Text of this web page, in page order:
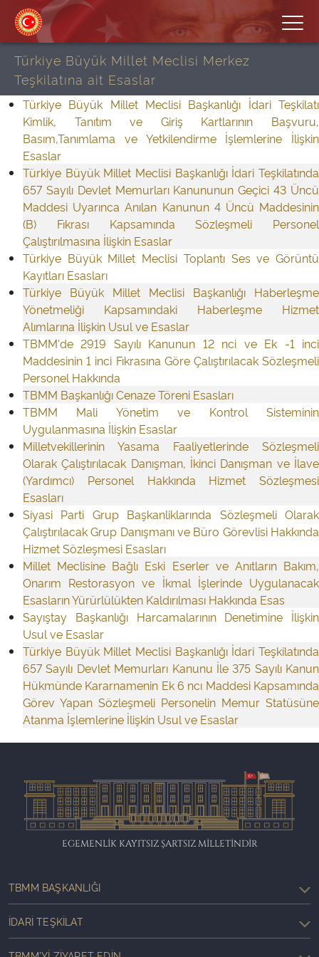
Türkiye Büyük Millet Meclisi Merkez
Teşkilatına ait Esaslar
Türkiye Büyük Millet Meclisi Başkanlığı İdari Teşkilatı
Kimlik, Tanıtım ve Giriş Kartlarının Başvuru,
Basım,Tanımlama ve Yetkilendirme İşlemlerine İlişkin
Esaslar
Türkiye Büyük Millet Meclisi Başkanlığı İdari Teşkilatında
657 Sayılı Devlet Memurları Kanununun Geçici 43 Üncü
Maddesi Uyarınca Anılan Kanunun 4 Üncü Maddesinin
(B) Fıkrası Kapsamında Sözleşmeli Personel
Çalıştırılmasına İlişkin Esaslar
Türkiye Büyük Millet Meclisi Toplantı Ses ve Görüntü
Kayıtları Esasları
Türkiye Büyük Millet Meclisi Başkanlığı Haberleşme
Yönetmeliği Kapsamındaki Haberleşme Hizmet
Alımlarına İlişkin Usul ve Esaslar
TBMM'de 2919 Sayılı Kanunun 12 nci ve Ek -1 inci
Maddesinin 1 inci Fıkrasına Göre Çalıştırılacak Sözleşmeli
Personel Hakkında
TBMM Başkanlığı Cenaze Töreni Esasları
TBMM Mali Yönetim ve Kontrol Sisteminin
Uygulanmasına İlişkin Esaslar
Milletvekillerinin Yasama Faaliyetlerinde Sözleşmeli
Olarak Çalıştırılacak Danışman, İkinci Danışman ve İlave
(Yardımcı) Personel Hakkında Hizmet Sözleşmesi
Esasları
Siyasi Parti Grup Başkanliklarında Sözleşmeli Olarak
Çalıştırılacak Grup Danışmanı ve Büro Görevlisi Hakkında
Hizmet Sözleşmesi Esasları
Millet Meclisine Bağlı Eski Eserler ve Anıtların Bakım,
Onarım Restorasyon ve İkmal İşlerinde Uygulanacak
Esasların Yürürlülükten Kaldırılması Hakkında Esas
Sayıştay Başkanlığı Harcamalarının Denetimine İlişkin
Usul ve Esaslar
Türkiye Büyük Millet Meclisi Başkanlığı İdari Teşkilatında
657 Sayılı Devlet Memurları Kanunu İle 375 Sayılı Kanun
Hükmünde Kararnamenin Ek 6 ncı Maddesi Kapsamında
Görev Yapan Sözleşmeli Personelin Memur Statüsüne
Atanma İşlemlerine İlişkin Usul ve Esaslar
EGEMENLİK KAYITSIZ ŞARTSIZ MİLLETİNDİR
TBMM BAŞKANLIĞI
İDARI TEŞKILAT